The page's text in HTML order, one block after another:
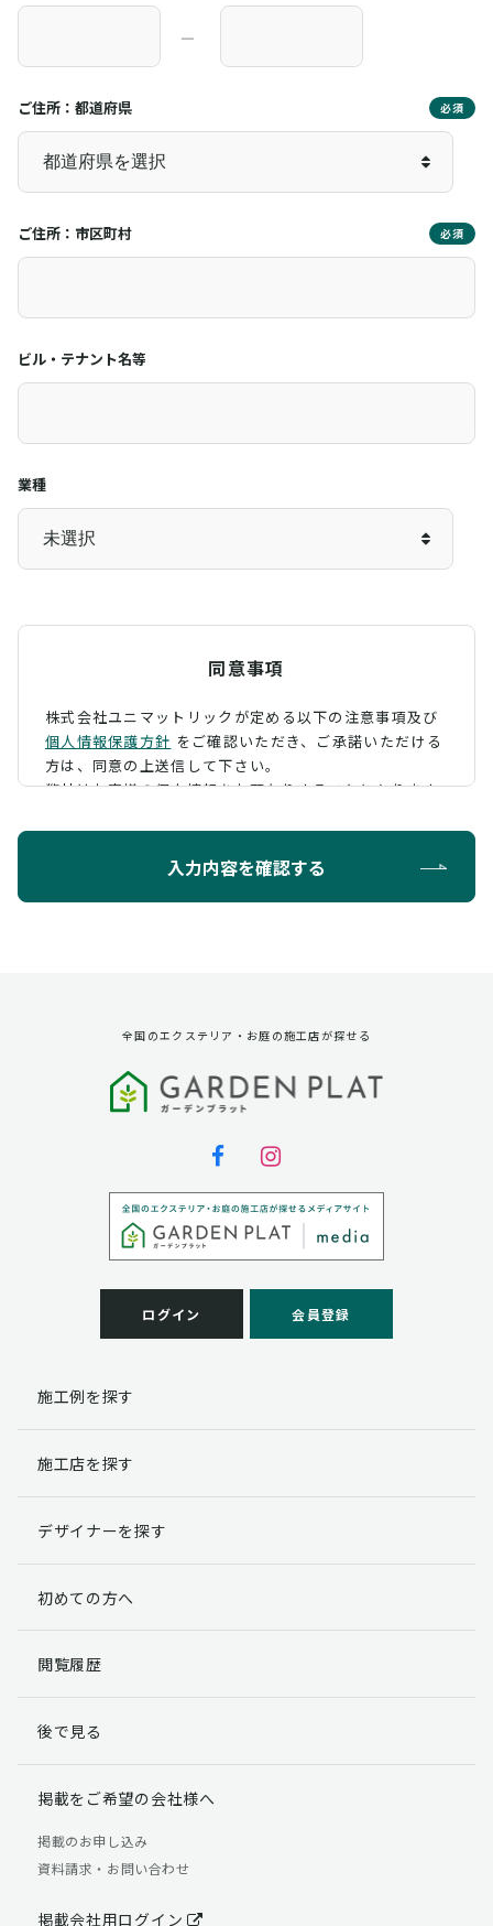
―
ご住所：都道府県 必須
ご住所：市区町村 必須
ビル・テナント名等
業種
同意事項
株式会社ユニマットリックが定める以下の注意事項及び
個人情報保護方針 をご確認いただき、 ご承諾いただける
方は、同意の上送信して下さい。
弊社はお客様の個人情報をお預かりすることになります
ように定め、保護に努めております。
第三者への提供
弊社は法律で定められている場合を除いて、お客様の個
個人情報の取扱い業務の委託
弊社は事業運営上、お客様により良いサービスを提供す
るために業務の一部を外部に委託しており、業務委託先
客様には、貴殿の個人情報の利用目的の通知、開示、訂
理・機密保持などによりお客様の個人情報の漏洩防止に
個人情報提出の任意性
す。
らかじめご了承ください。
個人情報の開示請求について
る権利があります。
「個人情報の取り扱いについて」
【お問合せ先】 個人情報問合せ窓口
TEL：03-5411-7891（平日9:00 ～ 18:00）
入力内容を確認する
全国のエクステリア・お庭の施工店が探せる
ログイン 会員登録
施工例を探す
施工店を探す
デザイナーを探す
初めての方へ
閲覧履歴
後で見る
掲載をご希望の会社様へ
掲載のお申し込み
資料請求・お問い合わせ
掲載会社用ログイン